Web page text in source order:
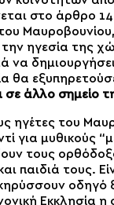
στο άρθρο
ηγεσία της
να
θα
σε άλλο σημείο
ηγέτες του
για μυθικούς
τους
παιδιά τους.
οδηγό
Εκκλησία η